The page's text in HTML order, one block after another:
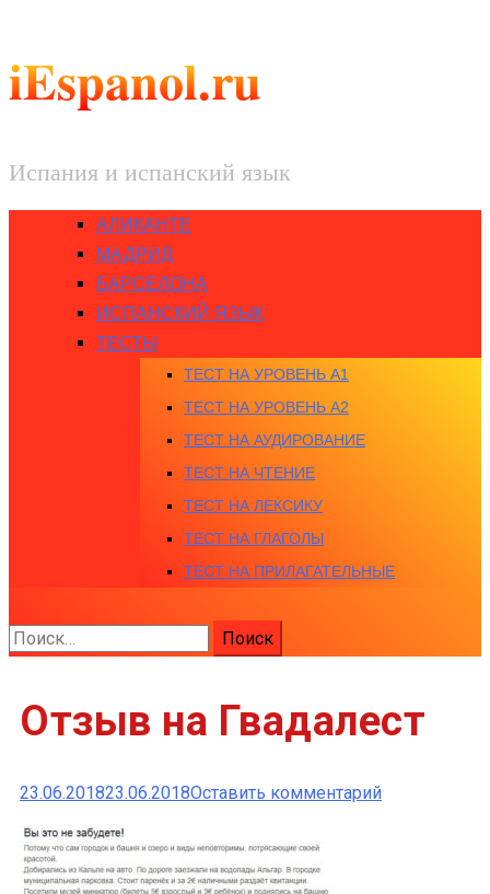
iEspanol.ru
Испания и испанский язык
АЛИКАНТЕ
МАДРИД
БАРСЕЛОНА
ИСПАНСКИЙ ЯЗЫК
ТЕСТЫ
ТЕСТ НА УРОВЕНЬ A1
ТЕСТ НА УРОВЕНЬ A2
ТЕСТ НА АУДИРОВАНИЕ
ТЕСТ НА ЧТЕНИЕ
ТЕСТ НА ЛЕКСИКУ
ТЕСТ НА ГЛАГОЛЫ
ТЕСТ НА ПРИЛАГАТЕЛЬНЫЕ
Найти:
Отзыв на Гвадалест
23.06.201823.06.2018Оставить комментарийк